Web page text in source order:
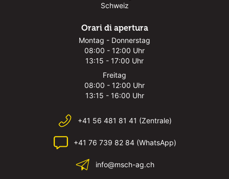
Schweiz
Orari di apertura
Montag - Donnerstag
08:00 - 12:00 Uhr
13:15 - 17:00 Uhr
Freitag
08:00 - 12:00 Uhr
13:15 - 16:00 Uhr
+41 56 481 81 41 (Zentrale)
+41 76 739 82 84 (WhatsApp)
info@msch-ag.ch